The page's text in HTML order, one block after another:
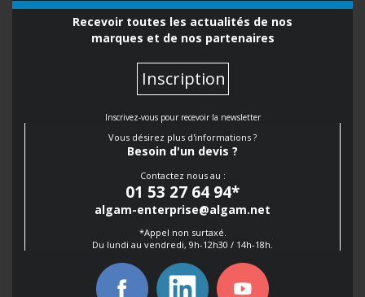
Recevoir toutes les actualités de nos
marques et de nos partenaires
Inscription
Inscrivez-vous pour recevoir la newsletter
Vous désirez plus d'informations ?
Besoin d'un devis ?
Contactez nous au :
01 53 27 64 94*
algam-enterprise@algam.net
*Appel non surtaxé.
Du lundi au vendredi, 9h-12h30 / 14h-18h.